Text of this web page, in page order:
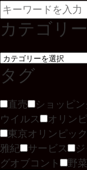
カテゴリー
タグ
直売 ショッピ
ウイルス
オリン
東京オリンピック
雅紀
サービス
グオブコント
野菜